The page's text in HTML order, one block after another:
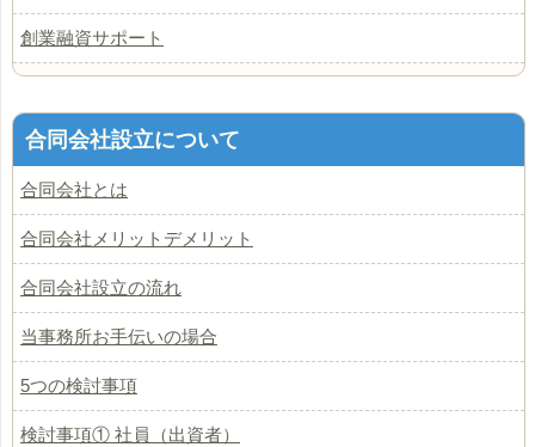
創業融資サポート
合同会社設立について
合同会社とは
合同会社メリットデメリット
合同会社設立の流れ
当事務所お手伝いの場合
5つの検討事項
検討事項① 社員（出資者）